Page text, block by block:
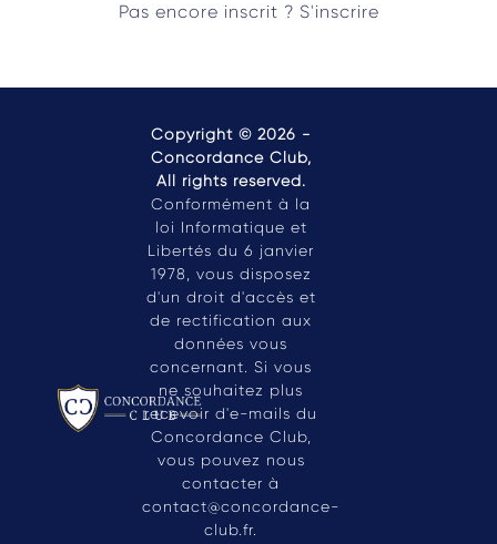
Pas encore inscrit ? S'inscrire
Copyright © 2026 -
Concordance Club,
All rights reserved.
Conformément à la
loi Informatique et
Libertés du 6 janvier
1978, vous disposez
d'un droit d'accès et
de rectification aux
données vous
concernant. Si vous
ne souhaitez plus
recevoir d'e-mails du
Concordance Club,
vous pouvez nous
contacter à
contact@concordance-
club.fr.